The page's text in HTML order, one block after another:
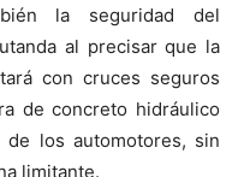
la seguridad del
al precisar que la
con cruces seguros
de concreto hidráulico
los automotores, sin
limitante.